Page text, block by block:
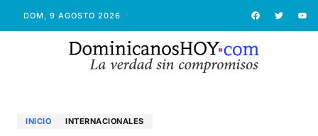
DOM, 9 AGOSTO 2026
INICIO INTERNACIONALES